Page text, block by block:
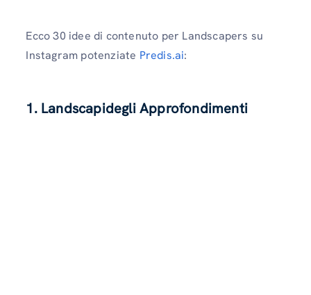
Ecco 30 idee di contenuto per Landscapers su
Instagram potenziate Predis.ai:
1. Landscapidegli Approfondimenti